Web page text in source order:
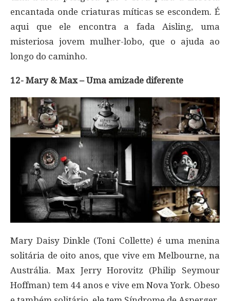
encantada onde criaturas míticas se escondem. É
aqui que ele encontra a fada Aisling, uma
misteriosa jovem mulher-lobo, que o ajuda ao
longo do caminho.
12- Mary & Max – Uma amizade diferente
Mary Daisy Dinkle (Toni Collette) é uma menina
solitária de oito anos, que vive em Melbourne, na
Austrália. Max Jerry Horovitz (Philip Seymour
Hoffman) tem 44 anos e vive em Nova York. Obeso